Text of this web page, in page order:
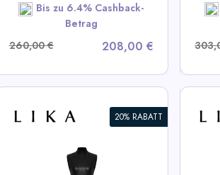
Bis zu 6.4% Cashback-
Betrag
260,00 €
208,00 €
20% RABATT
Bordeaux Mini-Shorts mit